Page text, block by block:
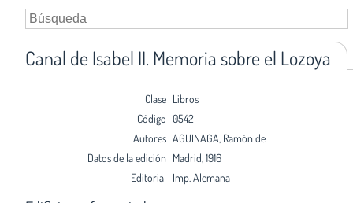
Canal de Isabel II. Memoria sobre el Lozoya
Clase Libros
Código 0542
Autores AGUINAGA, Ramón de
Datos de la edición Madrid, 1916
Editorial Imp. Alemana